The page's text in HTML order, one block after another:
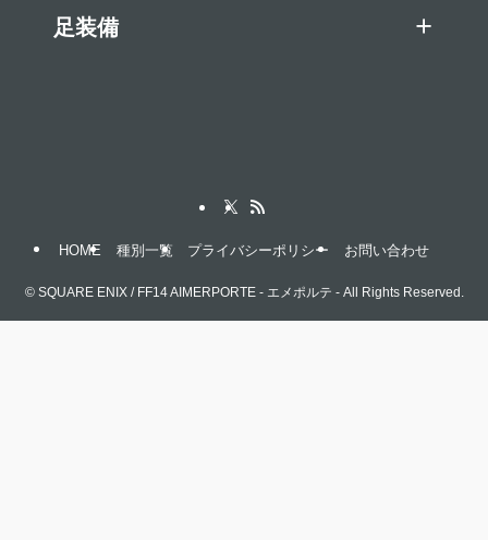
足装備
HOME 種別一覧 プライバシーポリシー お問い合わせ
©SQUARE ENIX / FF14 AIMERPORTE - エメポルテ - All Rights Reserved.